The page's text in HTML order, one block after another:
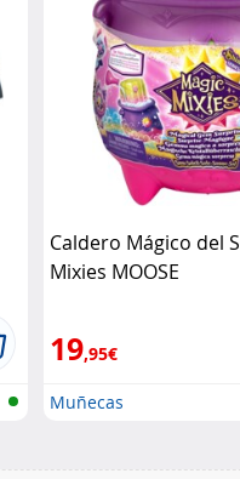
Caldero Mágico del
Mixies MOOSE
19,95€
Muñecas